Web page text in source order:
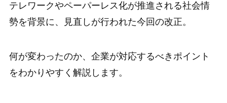
テレワークやペーパーレス化が推進される社会情
勢を背景に、見直しが行われた今回の改正。
何が変わったのか、企業が対応するべきポイント
をわかりやすく解説します。